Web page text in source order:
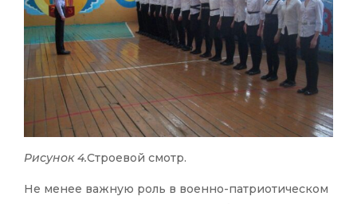
Рисунок 4.Строевой смотр.
Не менее важную роль в военно-патриотическом